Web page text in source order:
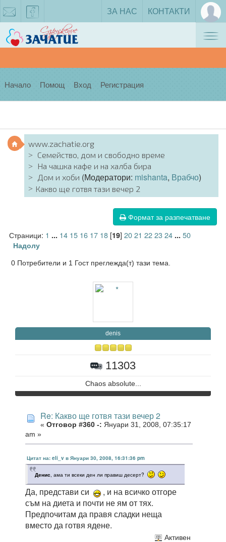
facebook
ЗА НАС КОНТАКТИ
Начало Помощ Вход Регистрация
www.zachatie.org
Семейство, дом и свободно време
На чашка кафе и на халба бира
Дом и хоби (Модератори: mishanta, Врабчо)
Какво ще готвя тази вечер 2
Формат за разпечатване
Страници: 1 ... 14 15 16 17 18[19] 2021 222324 ... 50
Надолу
0 Потребители и 1 Гост преглежда(т) тази тема.
denis
11303
Chaos absolute...
Re: Какво ще готвя тази вечер 2
« Отговор #360 -: Януари 31, 2008, 07:35:17
am »
Цитат на: eli_v в Януари 30, 2008, 16:31:36 pm
Денис, ама ти всеки ден ли правиш десерт?
Да, представи си
, и на всичко отгоре
съм на диета и почти не ям от тях.
Предпочитам да правя сладки неща
вместо да готвя ядене.
Активен